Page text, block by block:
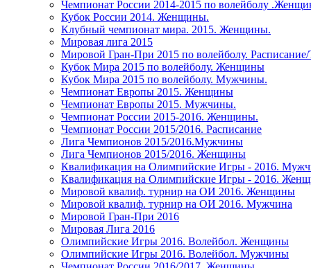
Чемпионат России 2014-2015 по волейболу
Кубок России 2014. Женщины.
Клубный чемпионат мира. 2015. Женщины.
Мировая лига 2015
Мировой Гран-При 2015 по волейболу.
Кубок Мира 2015 по волейболу. Женщины
Кубок Мира 2015 по волейболу. Мужчины.
Чемпионат Европы 2015. Женщины
Чемпионат Европы 2015. Мужчины.
Чемпионат России 2015-2016. Женщины.
Чемпионат России 2015/2016. Расписание
Лига Чемпионов 2015/2016.Мужчины
Лига Чемпионов 2015/2016. Женщины
Квалификация на Олимпийские Игры - 2016.
Квалификация на Олимпийские Игры - 2016.
Мировой квалиф. турнир на ОИ 2016. Женщины
Мировой квалиф. турнир на ОИ 2016. Мужчина
Мировой Гран-При 2016
Мировая Лига 2016
Олимпийские Игры 2016. Волейбол. Женщины
Олимпийские Игры 2016. Волейбол. Мужчины